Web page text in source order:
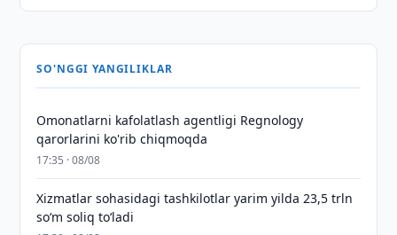
SO'NGGI YANGILIKLAR
Omonatlarni kafolatlash agentligi Regnology
qarorlarini ko'rib chiqmoqda
17:35 · 08/08
Xizmatlar sohasidagi tashkilotlar yarim yilda 23,5 trln
so‘m soliq to‘ladi